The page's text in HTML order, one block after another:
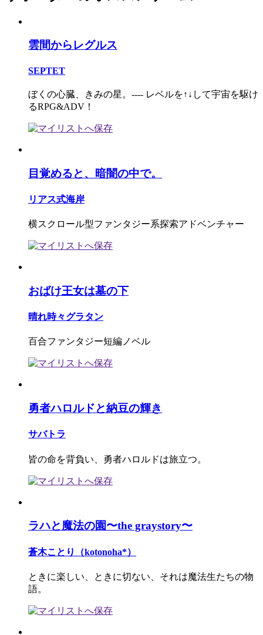
雲間からレグルス
SEPTET
ぼくの心臓、きみの星。---- レベルを↑↓して宇宙を駆け
るRPG&ADV！
目覚めると、暗闇の中で。
リアス式海岸
横スクロール型ファンタジー系探索アドベンチャー
おばけ王女は墓の下
晴れ時々グラタン
百合ファンタジー短編ノベル
勇者ハロルドと納豆の輝き
サバトラ
皆の命を背負い、勇者ハロルドは旅立つ。
ラハと魔法の園〜the graystory〜
蒼木ことり（kotonoha*）
ときに楽しい、ときに切ない、それは魔法生たちの物
語。